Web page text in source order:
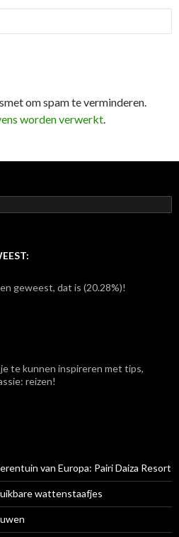
om spam te verminderen.
worden verwerkt.
geweest, dat is (20.28%)!
te kunnen inspireren met tips,
reizen!
van Europa: Pairi Daiza Resort
wattenstaafjes